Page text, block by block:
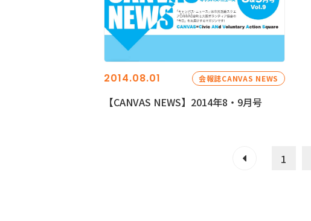
2014.08.01 会報誌CANVAS NEWS
【CANVAS NEWS】2014年8・9月号
1